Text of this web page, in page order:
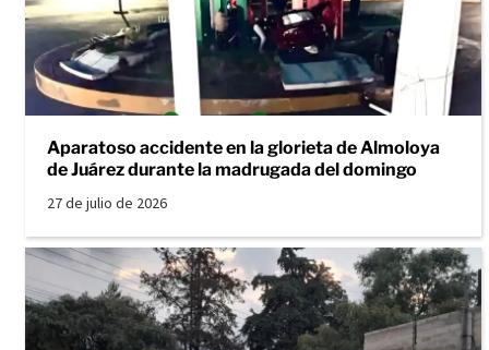
Aparatoso accidente en la glorieta de Almoloya
de Juárez durante la madrugada del domingo
27 de julio de 2026